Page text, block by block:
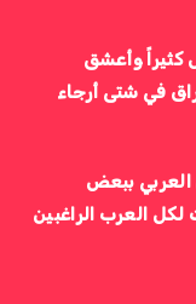
كثيراً وأعشق
في شتى أرجاء
العربي ببعض
العرب الراغبين